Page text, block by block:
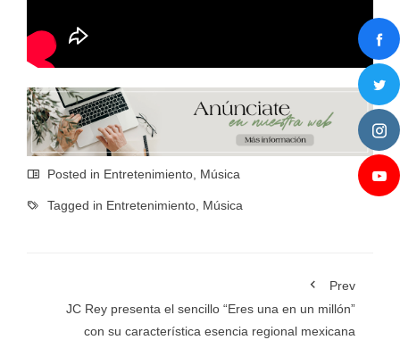
Posted in Entretenimiento, Música
Tagged in Entretenimiento, Música
Prev
JC Rey presenta el sencillo “Eres una en un millón”
con su característica esencia regional mexicana